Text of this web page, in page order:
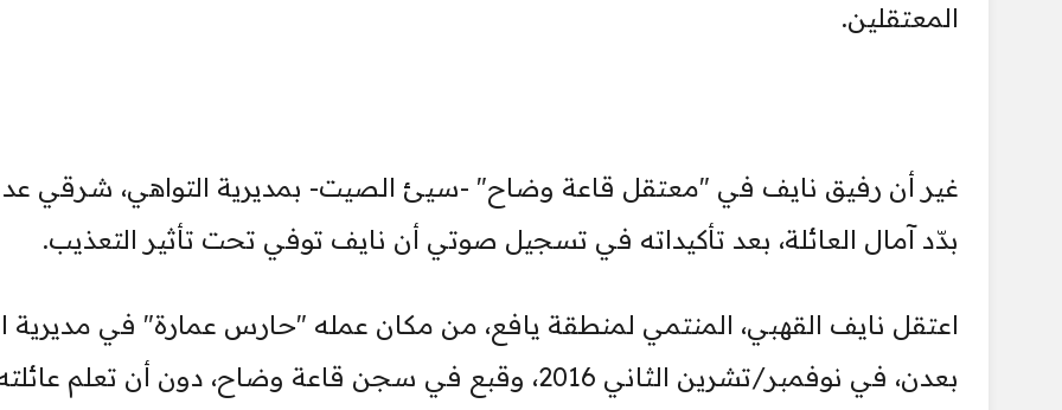
المعتقلين.
غير أن رفيق نايف في "معتقل قاعة وضاح" -سيئ الصيت- بمديرية التواهي، شرقي
بدّد آمال العائلة، بعد تأكيداته في تسجيل صوتي أن نايف توفي تحت تأثير التعذيب.
اعتقل نايف القهبي، المنتمي لمنطقة يافع، من مكان عمله "حارس عمارة" في مديرية
بعدن، في نوفمبر/تشرين الثاني 2016، وقبع في سجن قاعة وضاح، دون أن تعلم